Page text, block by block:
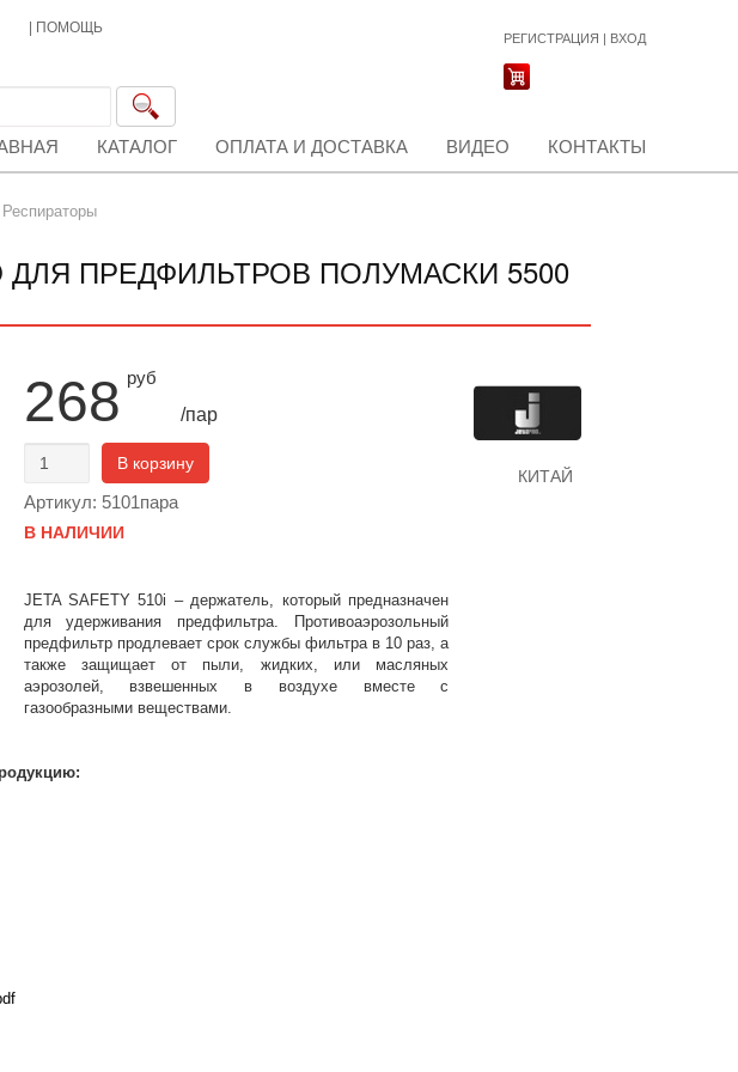
ПОМОЩЬ
РЕГИСТРАЦИЯ | ВХОД
КАТАЛОГ ОПЛАТА И ДОСТАВКА ВИДЕО КОНТАКТЫ
Респираторы
ДЛЯ ПРЕДФИЛЬТРОВ ПОЛУМАСКИ 5500
268 руб
/пар
В корзину
Артикул: 5101пара
В НАЛИЧИИ
JETA SAFETY 510i – держатель, который предназначен
для удерживания предфильтра. Противоаэрозольный
предфильтр продлевает срок службы фильтра в 10 раз, а
также защищает от пыли, жидких, или масляных
аэрозолей, взвешенных в воздухе вместе с
газообразными веществами.
КИТАЙ